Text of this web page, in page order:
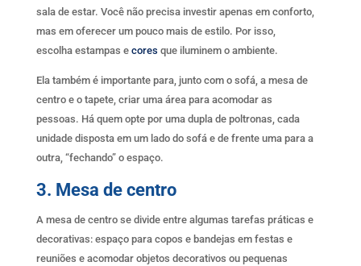
sala de estar. Você não precisa investir apenas em conforto,
mas em oferecer um pouco mais de estilo. Por isso,
escolha estampas e cores que iluminem o ambiente.
Ela também é importante para, junto com o sofá, a mesa de
centro e o tapete, criar uma área para acomodar as
pessoas. Há quem opte por uma dupla de poltronas, cada
unidade disposta em um lado do sofá e de frente uma para a
outra, “fechando” o espaço.
3. Mesa de centro
A mesa de centro se divide entre algumas tarefas práticas e
decorativas: espaço para copos e bandejas em festas e
reuniões e acomodar objetos decorativos ou pequenas